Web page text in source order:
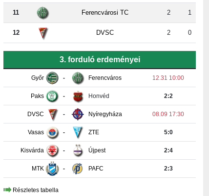
11 Ferencvárosi TC 2 1
12 DVSC 2 0
3. forduló erdeményei
Győr - Ferencváros 12.31 10:00
Paks - Honvéd 2:2
DVSC - Nyíregyháza 08.09 17:30
Vasas - ZTE 5:0
Kisvárda - Újpest 2:4
MTK - PAFC 2:3
Részletes tabella